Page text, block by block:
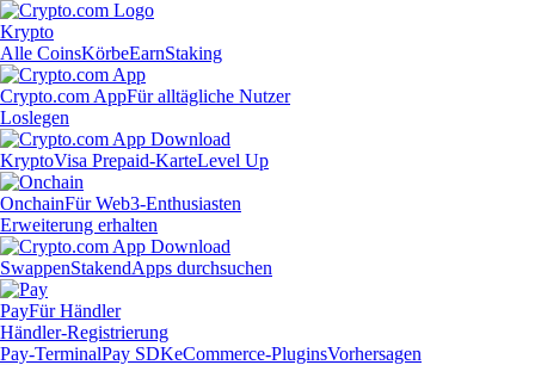
Krypto
Alle CoinsKörbeEarnStaking
Crypto.com AppFür alltägliche Nutzer
Loslegen
KryptoVisa Prepaid-KarteLevel Up
OnchainFür Web3-Enthusiasten
Erweiterung erhalten
SwappenStakendApps durchsuchen
PayFür Händler
Händler-Registrierung
Pay-TerminalPay SDKeCommerce-PluginsVorhersagen